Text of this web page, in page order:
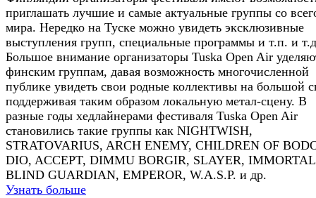
приглашать лучшие и самые актуальные группы со
мира. Нередко на Туске можно увидеть эксклюзивные
выступления групп, специальные программы и т.п. и
Большое внимание организаторы Tuska Open Air
финским группам, давая возможность многочисленной
публике увидеть свои родные коллективы на большой
поддерживая таким образом локальную метал-сцену. В
разные годы хедлайнерами фестиваля Tuska Open Air
становились такие группы как NIGHTWISH,
STRATOVARIUS, ARCH ENEMY, CHILDREN OF
DIO, ACCEPT, DIMMU BORGIR, SLAYER,
BLIND GUARDIAN, EMPEROR, W.A.S.P. и др.
Узнать больше